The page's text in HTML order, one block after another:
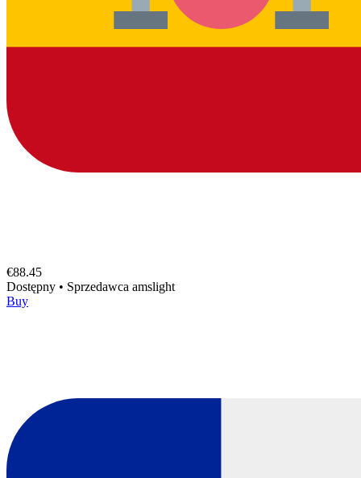
€88.45
Dostępny • Sprzedawca amslight
Buy